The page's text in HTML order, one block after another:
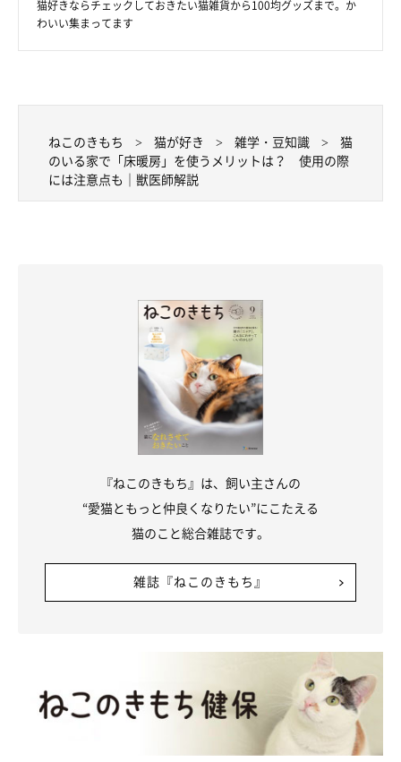
猫好きならチェックしておきたい猫雑貨から100均グッズまで。か
わいい集まってます
ねこのきもち 猫が好き 雑学・豆知識
猫
のいる家で「床暖房」を使うメリットは？ 使用の際
には注意点も｜獣医師解説
『ねこのきもち』は、飼い主さんの
“愛猫ともっと仲良くなりたい”にこたえる
猫のこと総合雑誌です。
雑誌『ねこのきもち』